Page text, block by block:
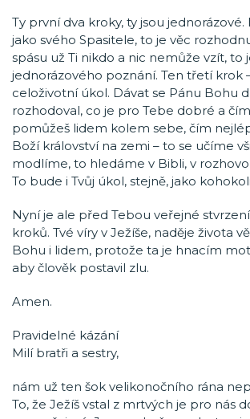
Ty první dva kroky, ty jsou
jako svého Spasitele, to je věc
spásu už Ti nikdo a nic nemůže vzít, to
jednorázového poznání. Ten třetí krok
celoživotní úkol. Dávat se Pánu Bohu
rozhodoval, co je pro Tebe dobré a
pomůžeš lidem kolem sebe, čím
Boží království na zemi – to se učíme
modlíme, to hledáme v Bibli, v
To bude i Tvůj úkol, stejně, jako
Nyní je ale před Tebou veřejné
kroků. Tvé víry v Ježíše, naděje života
Bohu i lidem, protože ta je hnacím
aby člověk postavil zlu.
Amen.
Pravidelné kázání
Milí bratři a sestry,
nám už ten šok velikonočního rána
To, že Ježíš vstal z mrtvých je pro nás